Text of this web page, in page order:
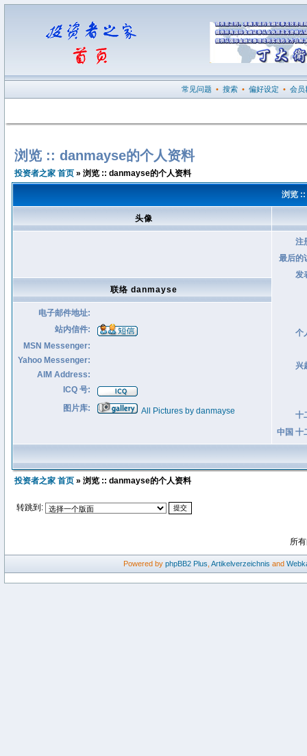
常见问题 • 搜索 • 偏好设定 • 会员
浏览 :: danmayse的个人资料
投资者之家 首页 » 浏览 :: danmayse的个人资料
浏览
头像
注
最后的
发
个
兴
十
中国 十
联络 danmayse
电子邮件地址:
站内信件:
MSN Messenger:
Yahoo Messenger:
AIM Address:
ICQ 号:
图片库:
All Pictures by danmayse
投资者之家 首页 » 浏览 :: danmayse的个人资料
转跳到:
所
Powered by phpBB2 Plus Artikelverzeichnis and